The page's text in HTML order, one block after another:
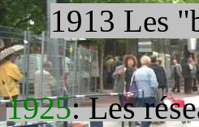
1913 Les
1925: Les